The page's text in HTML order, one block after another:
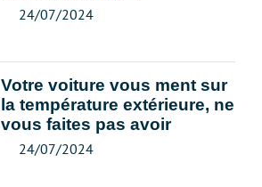
24/07/2024
Votre voiture vous ment sur
la température extérieure, ne
vous faites pas avoir
24/07/2024